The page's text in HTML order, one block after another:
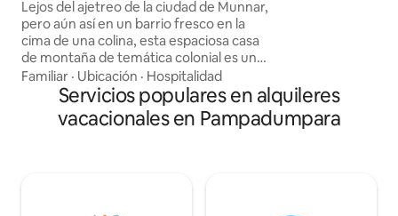
Homestay. Munnar
Lejos del ajetreo de la ciudad de Munnar,
pero aún así en un barrio fresco en la
cima de una colina, esta espaciosa casa
de montaña de temática colonial es un
brindis para los amantes de la naturaleza
y los veraneantes por igual. El lujo de una
terraza de madera reciclada con vistas a
las colinas de los ghats occidentales es,
Familiar · Ubicación · Hospitalidad
Servicios populares en alquileres
vacacionales en Pampadumpara